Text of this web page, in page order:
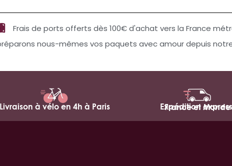
Frais de ports offerts dès 100€ d'achat vers la France
nous-mêmes vos paquets avec amour depuis
Livraison à vélo en 4h à Paris Expédition
France et Monde